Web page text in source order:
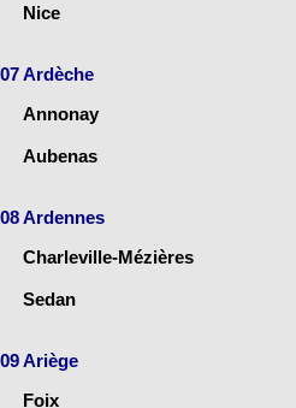
Nice
07 Ardèche
Annonay
Aubenas
08 Ardennes
Charleville-Mézières
Sedan
09 Ariège
Foix